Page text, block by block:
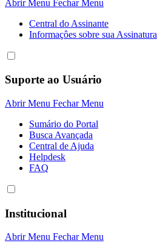
Abrir Menu Fechar Menu
Central do Assinante
Informaçôes sobre sua Assinatura
Suporte ao Usuário
Abrir Menu Fechar Menu
Sumário do Portal
Busca Avançada
Central de Ajuda
Helpdesk
FAQ
Institucional
Abrir Menu Fechar Menu